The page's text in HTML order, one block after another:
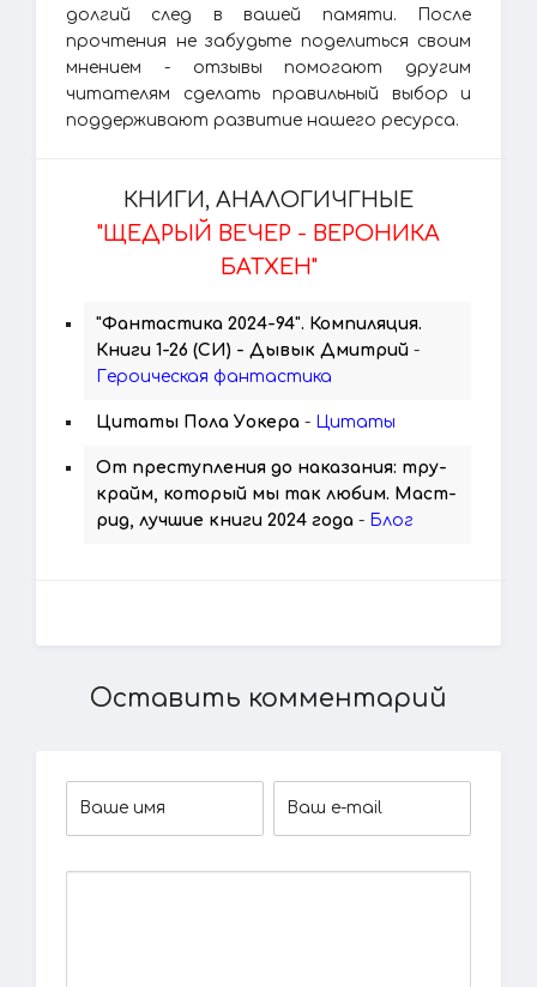
долгий след в вашей памяти. После
прочтения не забудьте поделиться своим
мнением - отзывы помогают другим
читателям сделать правильный выбор и
поддерживают развитие нашего ресурса.
КНИГИ, АНАЛОГИЧГНЫЕ
"ЩЕДРЫЙ ВЕЧЕР - ВЕРОНИКА
БАТХЕН"
"Фантастика 2024-94". Компиляция.
Книги 1-26 (СИ) - Дывык Дмитрий -
Героическая фантастика
Цитаты Пола Уокера - Цитаты
От преступления до наказания: тру-
крайм, который мы так любим. Маст-
рид, лучшие книги 2024 года - Блог
Оставить комментарий